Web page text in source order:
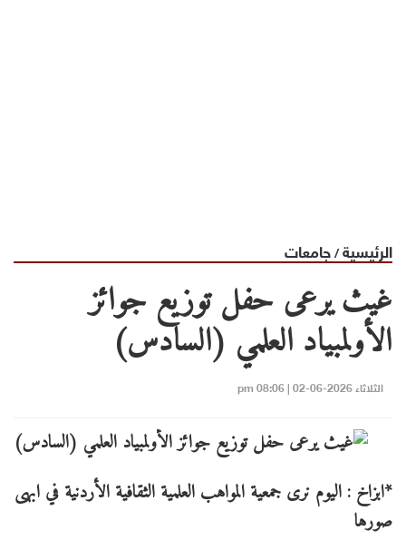
الرئيسية/جامعات
غيث يرعى حفل توزيع جوائز
الأولمبياد العلمي (السادس)
الثلاثاء 2026-06-02 | 08:06 pm
*ابزاخ : اليوم نرى جمعية المواهب العلمية الثقافية الأردنية في ابهى
صورها